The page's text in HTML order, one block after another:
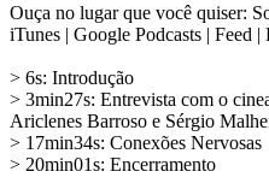
Ouça no lugar que você quiser:
iTunes | Google Podcasts | Feed
> 6s: Introdução
> 3min27s: Entrevista com o
Ariclenes Barroso e Sérgio
> 17min34s: Conexões Nervosas
> 20min01s: Encerramento